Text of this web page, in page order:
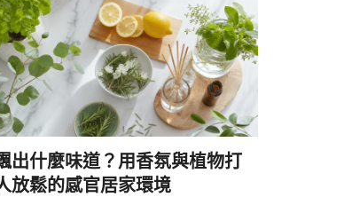
出什麼味道？用香氛與植物打
放鬆的感官居家環境